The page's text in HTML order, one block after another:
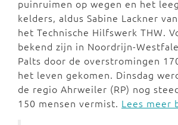
puinruimen op wegen en het
kelders, aldus Sabine Lackner van
het Technische Hilfswerk THW.
bekend zijn in Noordrijn-
Palts door de overstromingen
het leven gekomen. Dinsdag
de regio Ahrweiler (RP) nog
150 mensen vermist. Lees meer